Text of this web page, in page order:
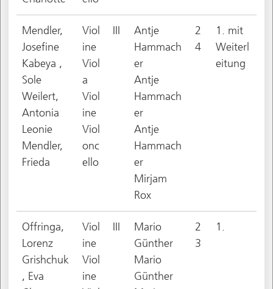
Mendler,
Josefine
Kabeya ,
Sole
Weilert,
Antonia
Leonie
Mendler,
Frieda
Viol
ine
Viol
a
Viol
ine
Viol
onc
ello
III
Antje
Hammach
er
Antje
Hammach
er
Antje
Hammach
er
Mirjam
Rox
2
4
1. mit
Weiterl
eitung
Offringa,
Lorenz
Grishchuk
, Eva
Viol
ine
Viol
ine
III
Mario
Günther
Mario
Günther
2
3
1.